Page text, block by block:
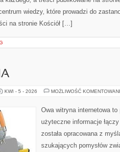
wiedzy, które prowadzi do
na stronie Kościół […]
KWI - 5 - 2026 MOŻLIWOŚĆ
Owa witryna internetowa
użyteczne informacje
została opracowana z
szukających pomysłów